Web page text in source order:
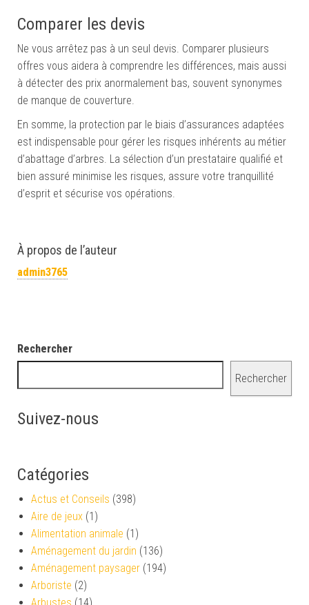
Comparer les devis
Ne vous arrêtez pas à un seul devis. Comparer plusieurs
offres vous aidera à comprendre les différences, mais aussi
à détecter des prix anormalement bas, souvent synonymes
de manque de couverture.
En somme, la protection par le biais d’assurances adaptées
est indispensable pour gérer les risques inhérents au métier
d’abattage d’arbres. La sélection d’un prestataire qualifié et
bien assuré minimise les risques, assure votre tranquillité
d’esprit et sécurise vos opérations.
À propos de l’auteur
admin3765
Rechercher
Rechercher
Suivez-nous
Catégories
Actus et Conseils (398)
Aire de jeux (1)
Alimentation animale (1)
Aménagement du jardin (136)
Aménagement paysager (194)
Arboriste (2)